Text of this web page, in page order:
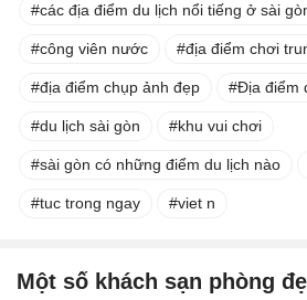
các địa điểm du lịch nổi tiếng ở sài
công viên nước địa điểm chơi
địa điểm chụp ảnh đẹp Địa điểm
du lịch sài gòn khu vui chơi
sài gòn có những điểm du lịch nào
tuc trong ngay viet n
Một số khách sạn phòng